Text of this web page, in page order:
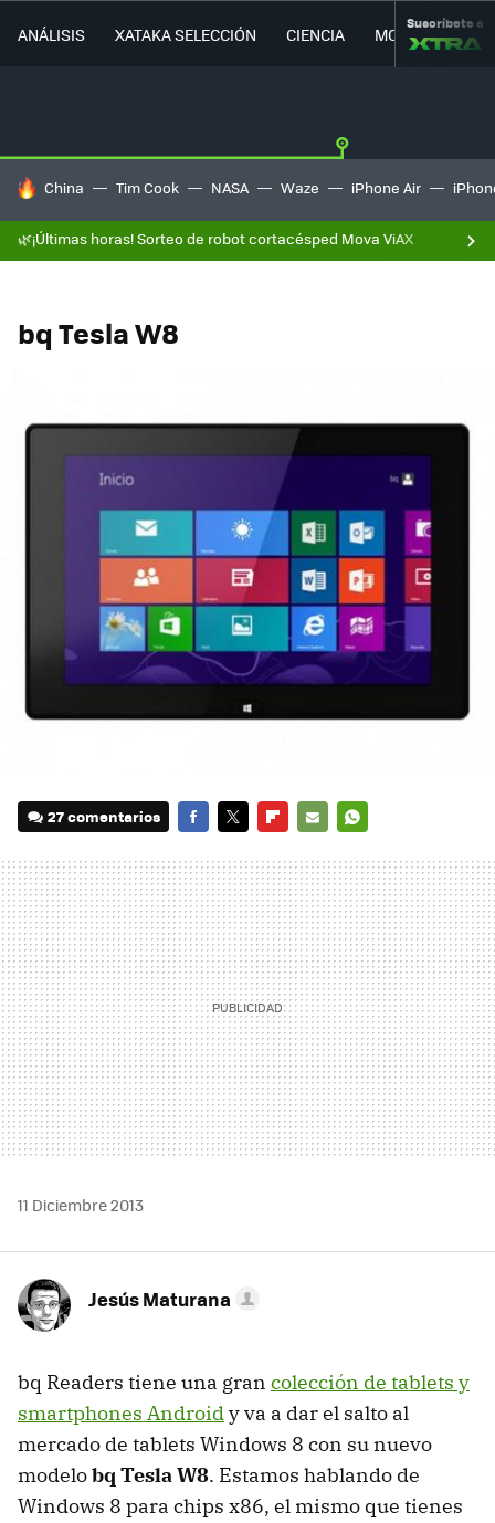
ANÁLISIS XATAKA SELECCIÓN CIENCIA MOVILIDAD
Suscríbete a
HOY SE HABLA DE
China Tim Cook NASA Waze iPhone Air
🌿¡Últimas horas! Sorteo de robot cortacésped Mova ViAX
bq Tesla W8
27 comentarios
MAIL
11 Diciembre 2013
Jesús Maturana
bq Readers tiene una gran colección de tablets y
smartphones Androidy va a dar el salto al
mercado de tablets Windows 8 con su nuevo
modelobq Tesla W8. Estamos hablando de
Windows 8 para chips x86, el mismo que tienes